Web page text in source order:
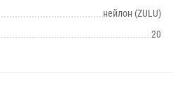
нейлон (ZULU)
20